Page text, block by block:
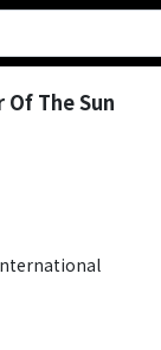
The Sun